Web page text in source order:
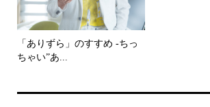
「ありずら」のすすめ -ちっ
ちゃい”あ...